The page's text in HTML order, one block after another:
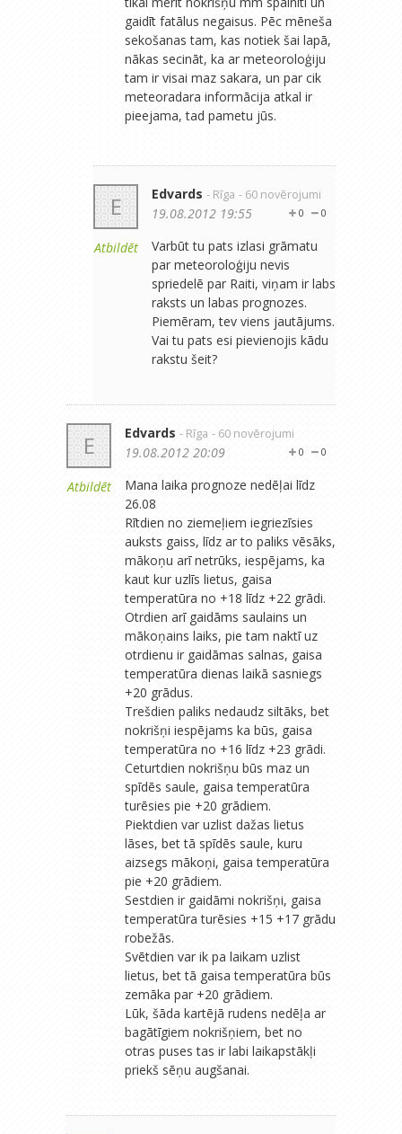
gaidīt fatālus negaisus. Pēc mēneša
sekošanas tam, kas notiek šai lapā,
nākas secināt, ka ar meteoroloģiju
tam ir visai maz sakara, un par cik
meteoradara informācija atkal ir
pieejama, tad pametu jūs.
E
Atbildēt
Edvards - Rīga - 60 novērojumi
0
0
19.08.2012 19:55
Varbūt tu pats izlasi grāmatu
par meteoroloģiju nevis
spriedelē par Raiti, viņam ir labs
raksts un labas prognozes.
Piemēram, tev viens jautājums.
Vai tu pats esi pievienojis kādu
rakstu šeit?
E
Atbildēt
Edvards - Rīga - 60 novērojumi
0
0
19.08.2012 20:09
Mana laika prognoze nedēļai līdz
26.08
Rītdien no ziemeļiem iegriezīsies
auksts gaiss, līdz ar to paliks vēsāks,
mākoņu arī netrūks, iespējams, ka
kaut kur uzlīs lietus, gaisa
temperatūra no +18 līdz +22 grādi.
Otrdien arī gaidāms saulains un
mākoņains laiks, pie tam naktī uz
otrdienu ir gaidāmas salnas, gaisa
temperatūra dienas laikā sasniegs
+20 grādus.
Trešdien paliks nedaudz siltāks, bet
nokrišņi iespējams ka būs, gaisa
temperatūra no +16 līdz +23 grādi.
Ceturtdien nokrišņu būs maz un
spīdēs saule, gaisa temperatūra
turēsies pie +20 grādiem.
Piektdien var uzlist dažas lietus
lāses, bet tā spīdēs saule, kuru
aizsegs mākoņi, gaisa temperatūra
pie +20 grādiem.
Sestdien ir gaidāmi nokrišņi, gaisa
temperatūra turēsies +15 +17 grādu
robežās.
Svētdien var ik pa laikam uzlist
lietus, bet tā gaisa temperatūra būs
zemāka par +20 grādiem.
Lūk, šāda kartējā rudens nedēļa ar
bagātīgiem nokrišņiem, bet no
otras puses tas ir labi laikapstākļi
priekš sēņu augšanai.